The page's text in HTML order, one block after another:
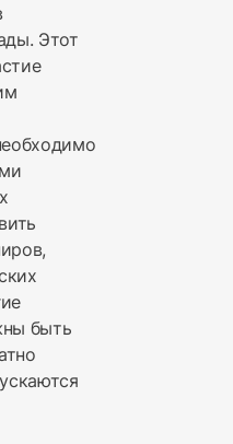
Этот
быть